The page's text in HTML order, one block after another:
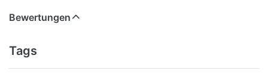
Bewertungen
Tags